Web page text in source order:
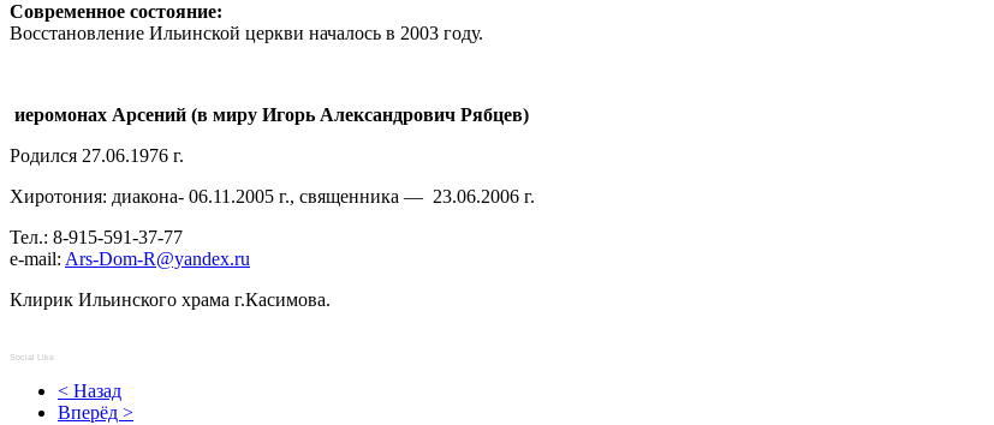
Современное состояние:
Восстановление Ильинской церкви началось в 2003 году.
иеромонах Арсений (в миру Игорь Александрович Рябцев)
Родился 27.06.1976 г.
Хиротония: диакона- 06.11.2005 г., священника — 23.06.2006 г.
Тел.: 8-915-591-37-77
e-mail: Ars-Dom-R@yandex.ru
Клирик Ильинского храма г.Касимова.
Social Like
< Назад
Вперёд >